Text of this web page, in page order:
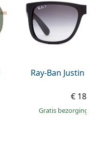
Offline
Ray-Ban Justin
€
Gratis bezorging